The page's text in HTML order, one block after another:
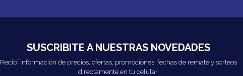
SUSCRIBITE A NUESTRAS NOVEDADES
Recibí información de precios, ofertas, promociones, fechas de remate y sorteos
directamente en tu celular.